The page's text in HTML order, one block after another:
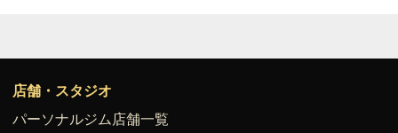
店舗・スタジオ
パーソナルジム店舗一覧